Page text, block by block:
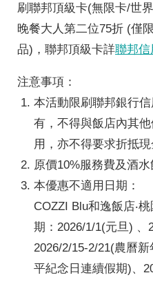
刷聯邦頂級卡(無限卡/世
晚餐大人第二位75折 (僅
品)，聯邦頂級卡詳聯邦信
注意事項：
本活動限刷聯邦銀行
有，不得與飯店內其
用，亦不得要求折抵現
原價10%服務費及酒水
本優惠不適用日期：
COZZI Blu和逸飯店‧
期：2026/1/1(元旦) 、
2026/2/15-2/21(農曆
平紀念日連續假期)、